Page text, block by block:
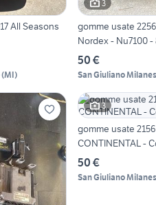
All Seasons
(MI)
3
gomme usate
Nordex - Nu7100 -
50 €
San Giuliano
3
gomme usate
CONTINENTAL -
50 €
San Giuliano